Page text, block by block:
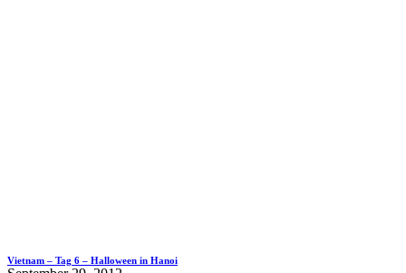
Vietnam – Tag 6 – Halloween in Hanoi